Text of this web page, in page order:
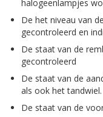
halogeenlampjes
De het niveau van
gecontroleerd en
De staat van de
gecontroleerd
De staat van de
als ook het tandwiel.
De staat van de